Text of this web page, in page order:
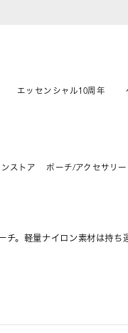
エッセンシャル10周年
ストア ポーチ/アクセサリー
チ。軽量ナイロン素材は持